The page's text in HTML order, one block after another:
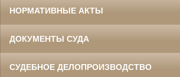
НОРМАТИВНЫЕ АКТЫ
ДОКУМЕНТЫ СУДА
СУДЕБНОЕ ДЕЛОПРОИЗВОДСТВО